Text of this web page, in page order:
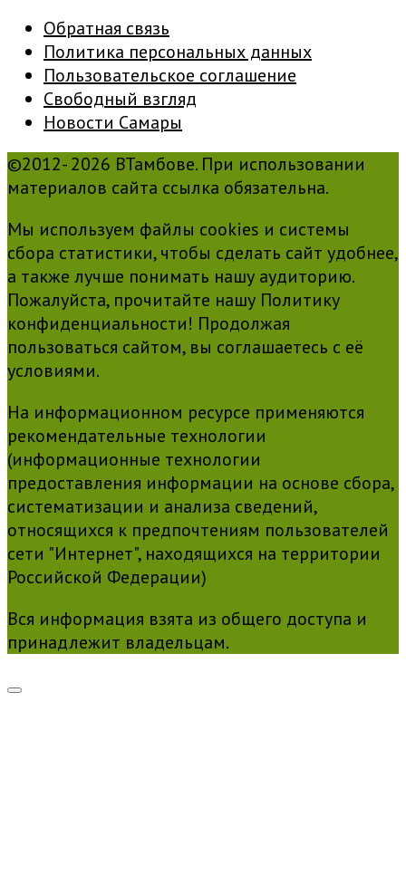
Обратная связь
Политика персональных данных
Пользовательское соглашение
Свободный взгляд
Новости Самары
©2012- 2026 ВТамбове. При использовании
материалов сайта ссылка обязательна.
Мы используем файлы cookies и системы
сбора статистики, чтобы сделать сайт удобнее,
а также лучше понимать нашу аудиторию.
Пожалуйста, прочитайте нашу Политику
конфиденциальности! Продолжая
пользоваться сайтом, вы соглашаетесь с её
условиями.
На информационном ресурсе применяются
рекомендательные технологии
(информационные технологии
предоставления информации на основе сбора,
систематизации и анализа сведений,
относящихся к предпочтениям пользователей
сети "Интернет", находящихся на территории
Российской Федерации)
Вся информация взята из общего доступа и
принадлежит владельцам.